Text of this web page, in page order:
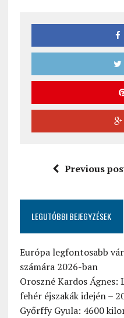
Previous
LEGUTÓBBI BEJEGYZÉSEK
Európa legfontosabb
számára 2026-ban
Oroszné Kardos
fehér éjszakák idején –
Győrffy Gyula: 4600